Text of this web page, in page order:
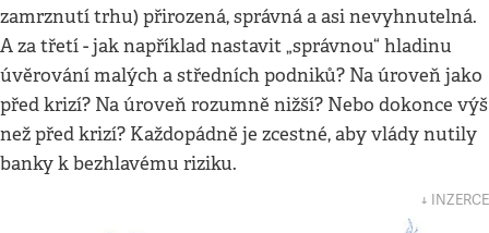
zamrznutí trhu) přirozená, správná a asi nevyhnutelná.
A za třetí - jak například nastavit „správnou“ hladinu
úvěrování malých a středních podniků? Na úroveň jako
před krizí? Na úroveň rozumně nižší? Nebo dokonce výš
než před krizí? Každopádně je zcestné, aby vlády nutily
banky k bezhlavému riziku.
↓ INZERCE